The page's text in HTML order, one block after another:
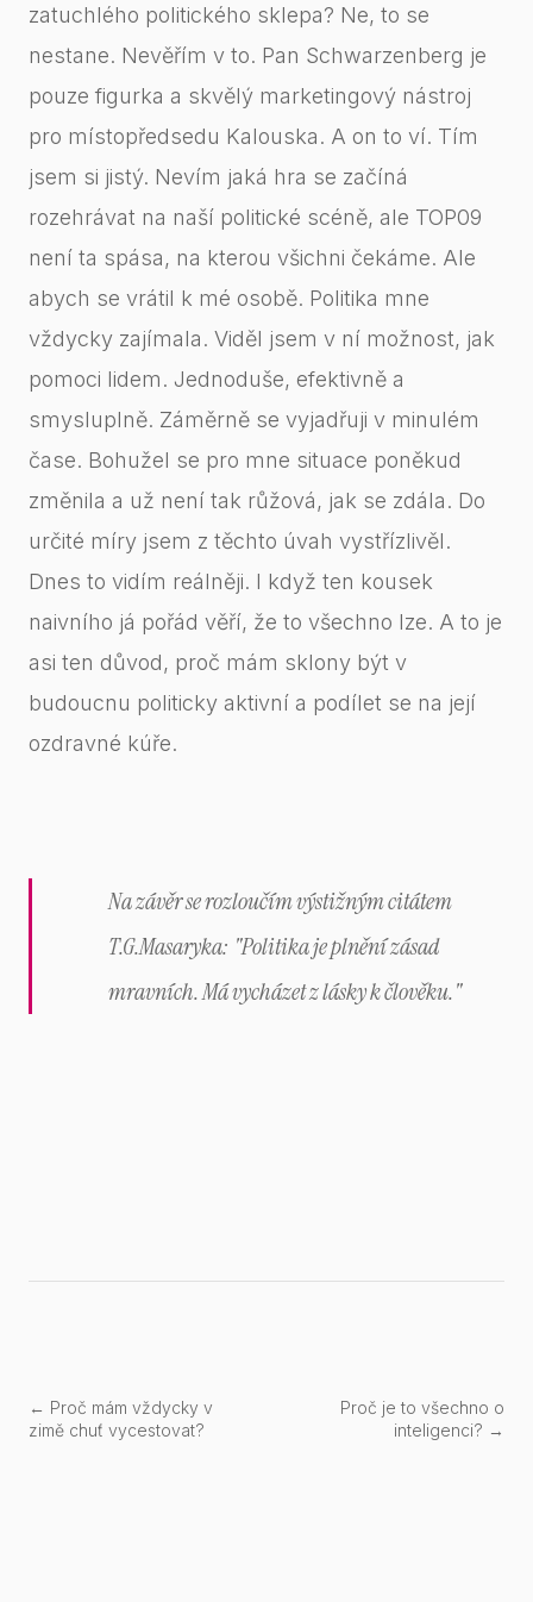
zatuchlého politického sklepa? Ne, to se
nestane. Nevěřím v to. Pan Schwarzenberg je
pouze figurka a skvělý marketingový nástroj
pro místopředsedu Kalouska. A on to ví. Tím
jsem si jistý. Nevím jaká hra se začíná
rozehrávat na naší politické scéně, ale TOP09
není ta spása, na kterou všichni čekáme. Ale
abych se vrátil k mé osobě. Politika mne
vždycky zajímala. Viděl jsem v ní možnost, jak
pomoci lidem. Jednoduše, efektivně a
smysluplně. Záměrně se vyjadřuji v minulém
čase. Bohužel se pro mne situace poněkud
změnila a už není tak růžová, jak se zdála. Do
určité míry jsem z těchto úvah vystřízlivěl.
Dnes to vidím reálněji. I když ten kousek
naivního já pořád věří, že to všechno lze. A to je
asi ten důvod, proč mám sklony být v
budoucnu politicky aktivní a podílet se na její
ozdravné kúře.
Na závěr se rozloučím výstižným citátem
T.G.Masaryka: "Politika je plnění zásad
mravních. Má vycházet z lásky k člověku."
← Proč mám vždycky v
zimě chuť vycestovat?
Proč je to všechno o
inteligenci? →